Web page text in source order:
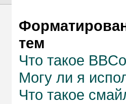
тем
Что такое
Могу ли я
Что такое